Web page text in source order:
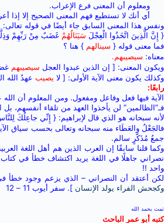
ومعلوم أن المعنى فرع الإعراب.
أي أنك لا تستطيع فهم المعنى الصحيح إلا إذا
ونفس هذا المعنى السابق جاء أيضًا في قوله تعالى:
{ إِنَّ الَّذِينَ اتَّخَذُوا الْعِجْلَ سَيَنَالُهُمْ غَضَبٌ مِنْ رَبِّهِمْ وَذِلَّةٌ
فما معنى قوله { سينالهم } هنا ؟
معناه: سيصيبهم.
ويكون المعنى: [ إن الذين عبدوا العجل سيصيبهم
وكذلك يكون معنى الآية الأولى: [ لا يصيب عهدُ الله
رابعًا:
الآية فيها فعل وفاعل ومفعول. ومن المعلوم أن
فـ”الظالمين” لن يأخذوا العهد من تلقاء أنفسهم، بل
لأنه سبحانه هو الذي قال لإبراهيم: { إِنِّي جاعِلُكَ
فالجَعْلُ والعَطَاء منه سبحانه وتعالى بحسب سياق
جمعُ مُذَكَّرٍ سالم.
وكما قلنا سابقًا إن العرب الذين هم أهل اللغة
نصراني جاهلًا في اللغة يريد اكتشاف خطأ في
واحد !!
لكن أعتقد أن النصراني – الذي يزعم وجود خطأ
وكجحش الفراء يولد الإنسان ]. سفر أيوب 11 – 12
تمت بحمد الله
كتبه أبو عمر الباحث